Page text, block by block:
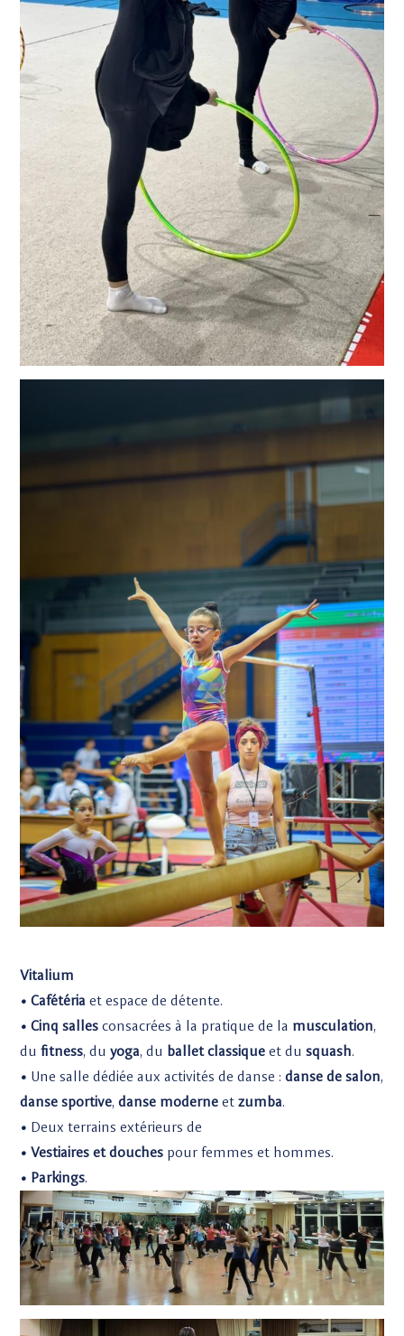
Vitalium
• Cafétéria et espace de détente.
• Cinq salles consacrées à la pratique de la musculation,
du fitness, du yoga, du ballet classique et du squash.
• Une salle dédiée aux activités de danse : danse de salon,
danse sportive, danse moderne et zumba.
• Deux terrains extérieurs de
• Vestiaires et douches pour femmes et hommes.
• Parkings.